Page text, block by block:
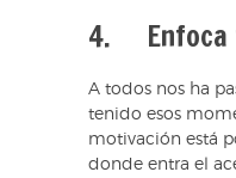
4. Enfoca
A todos nos ha
tenido esos
motivación está
donde entra el